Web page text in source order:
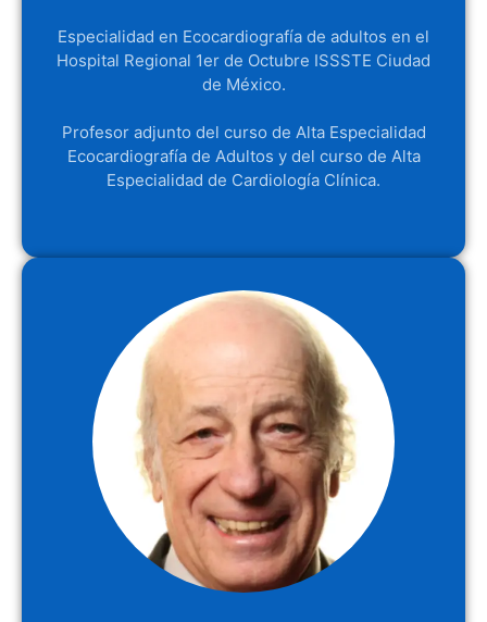
Especialidad en Ecocardiografía de adultos en el
Hospital Regional 1er de Octubre ISSSTE Ciudad
de México.
Profesor adjunto del curso de Alta Especialidad
Ecocardiografía de Adultos y del curso de Alta
Especialidad de Cardiología Clínica.